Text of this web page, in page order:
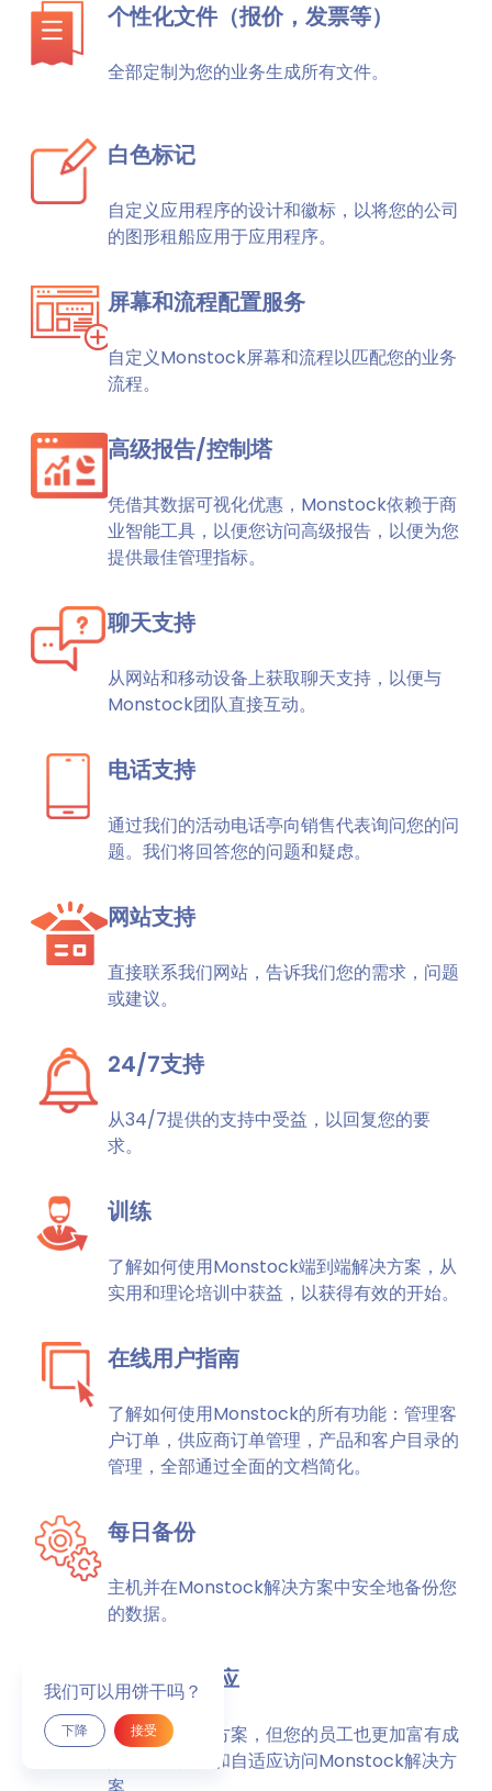
个性化文件（报价，发票等）
全部定制为您的业务生成所有文件。
白色标记
自定义应用程序的设计和徽标，以将您的公司
的图形租船应用于应用程序。
屏幕和流程配置服务
自定义Monstock屏幕和流程以匹配您的业务
流程。
高级报告/控制塔
凭借其数据可视化优惠，Monstock依赖于商
业智能工具，以便您访问高级报告，以便为您
提供最佳管理指标。
聊天支持
从网站和移动设备上获取聊天支持，以便与
Monstock团队直接互动。
电话支持
通过我们的活动电话亭向销售代表询问您的问
题。我们将回答您的问题和疑虑。
网站支持
直接联系我们网站，告诉我们您的需求，问题
或建议。
24/7支持
从34/7提供的支持中受益，以回复您的要
求。
训练
了解如何使用Monstock端到端解决方案，从
实用和理论培训中获益，以获得有效的开始。
在线用户指南
了解如何使用Monstock的所有功能：管理客
户订单，供应商订单管理，产品和客户目录的
管理，全部通过全面的文档简化。
每日备份
主机并在Monstock解决方案中安全地备份您
的数据。
安全和自适应
制作您的解决方案，但您的员工也更加富有成
效，因为安全和自适应访问Monstock解决方
我们可以用饼干吗？
下降 接受